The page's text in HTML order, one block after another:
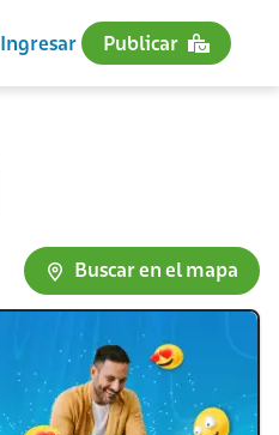
Ingresar Publicar
Buscar en el mapa